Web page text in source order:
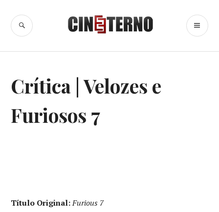
para
conteúdo
Cine Eterno
BUSCA
CRÍTICA
CINEMATOGRÁFICA
Crítica | Velozes e
Furiosos 7
Título Original: Furious 7